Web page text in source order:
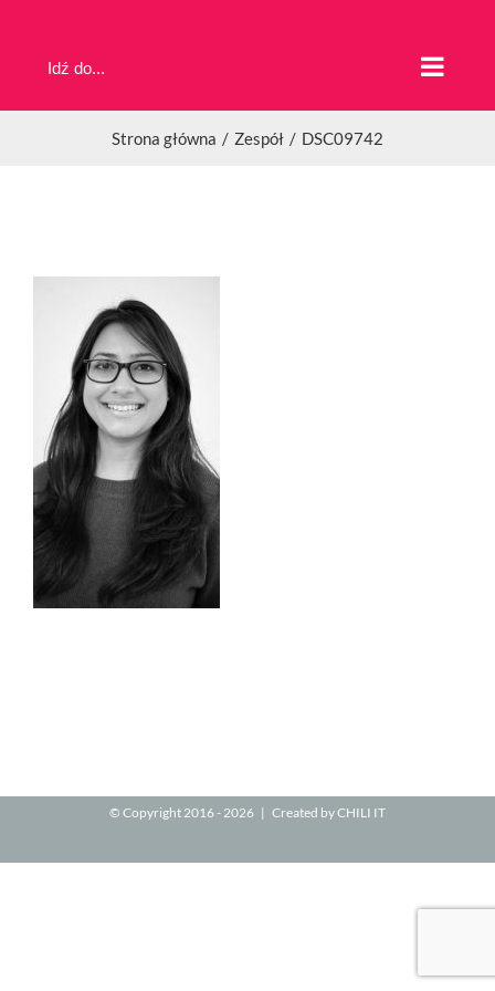
zawartości
Idź do...
Strona główna Zespół DSC09742
© Copyright 2016 -2026 | Created byCHILI IT